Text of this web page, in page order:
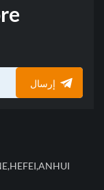
إرسال